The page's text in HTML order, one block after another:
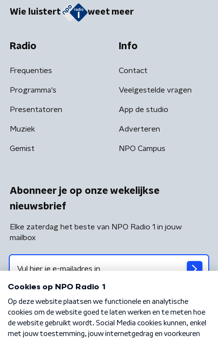
Wie luistert weet meer
Radio
Frequenties
Programma's
Presentatoren
Muziek
Gemist
Info
Contact
Veelgestelde vragen
App de studio
Adverteren
NPO Campus
Abonneer je op onze wekelijkse
nieuwsbrief
Elke zaterdag het beste van NPO Radio 1 in jouw
mailbox
Algemene voorwaarden